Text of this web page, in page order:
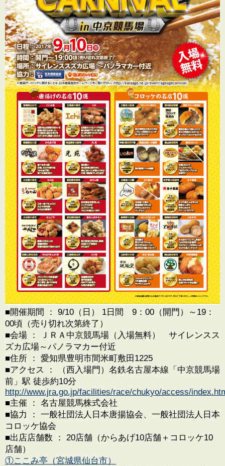
■開催期間 ： 9/10（日） 1日間 9：00（開門）～19：
00頃（売り切れ次第終了）
■会場 ： ＪＲＡ中京競馬場（入場無料） サイレンスス
ズカ広場～パノラマカー付近
■住所 ： 愛知県豊明市間米町敷田1225
■アクセス ： （西入場門）名鉄名古屋本線「中京競馬場
前」駅 徒歩約10分
http://www.jra.go.jp/facilities/race/chukyo/access/
■主催 ： 名古屋競馬株式会社
■協力 ： 一般社団法人日本唐揚協会、一般社団法人日本
コロッケ協会
■出店店舗数 ： 20店舗（からあげ10店舗＋コロッケ10
店舗）
①ここみ亭（宮城県仙台市）